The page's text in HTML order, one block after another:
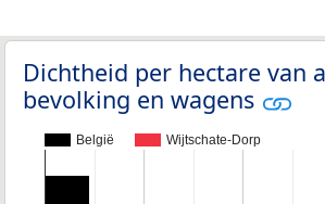
Dichtheid per hectare van
bevolking en wagens
België Wijtschate-Dorp